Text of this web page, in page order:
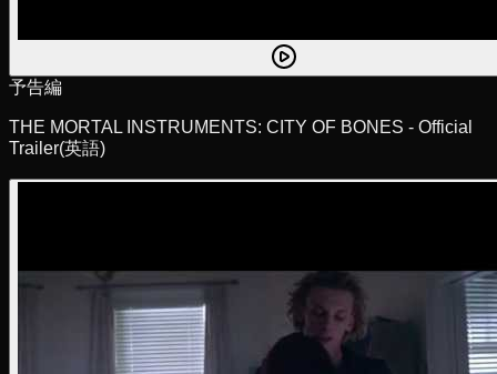
予告編
THE MORTAL INSTRUMENTS: CITY OF BONES - Official
Trailer(英語)